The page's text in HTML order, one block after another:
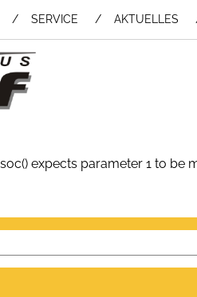
SERVICE AKTUELLES
expects parameter 1 to be